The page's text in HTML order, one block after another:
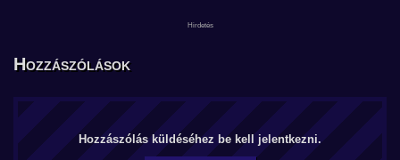
Hozzászólások
Hozzászólás küldéséhez be kell jelentkezni.